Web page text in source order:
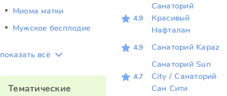
Миома матки
Мужское бесплодие
показать всё
Тематические
4.9
Санаторий
Красивый
Нафталан
4.9 Санаторий Kapaz
4.7
Санаторий Sun
City / Санаторий
Сан Сити